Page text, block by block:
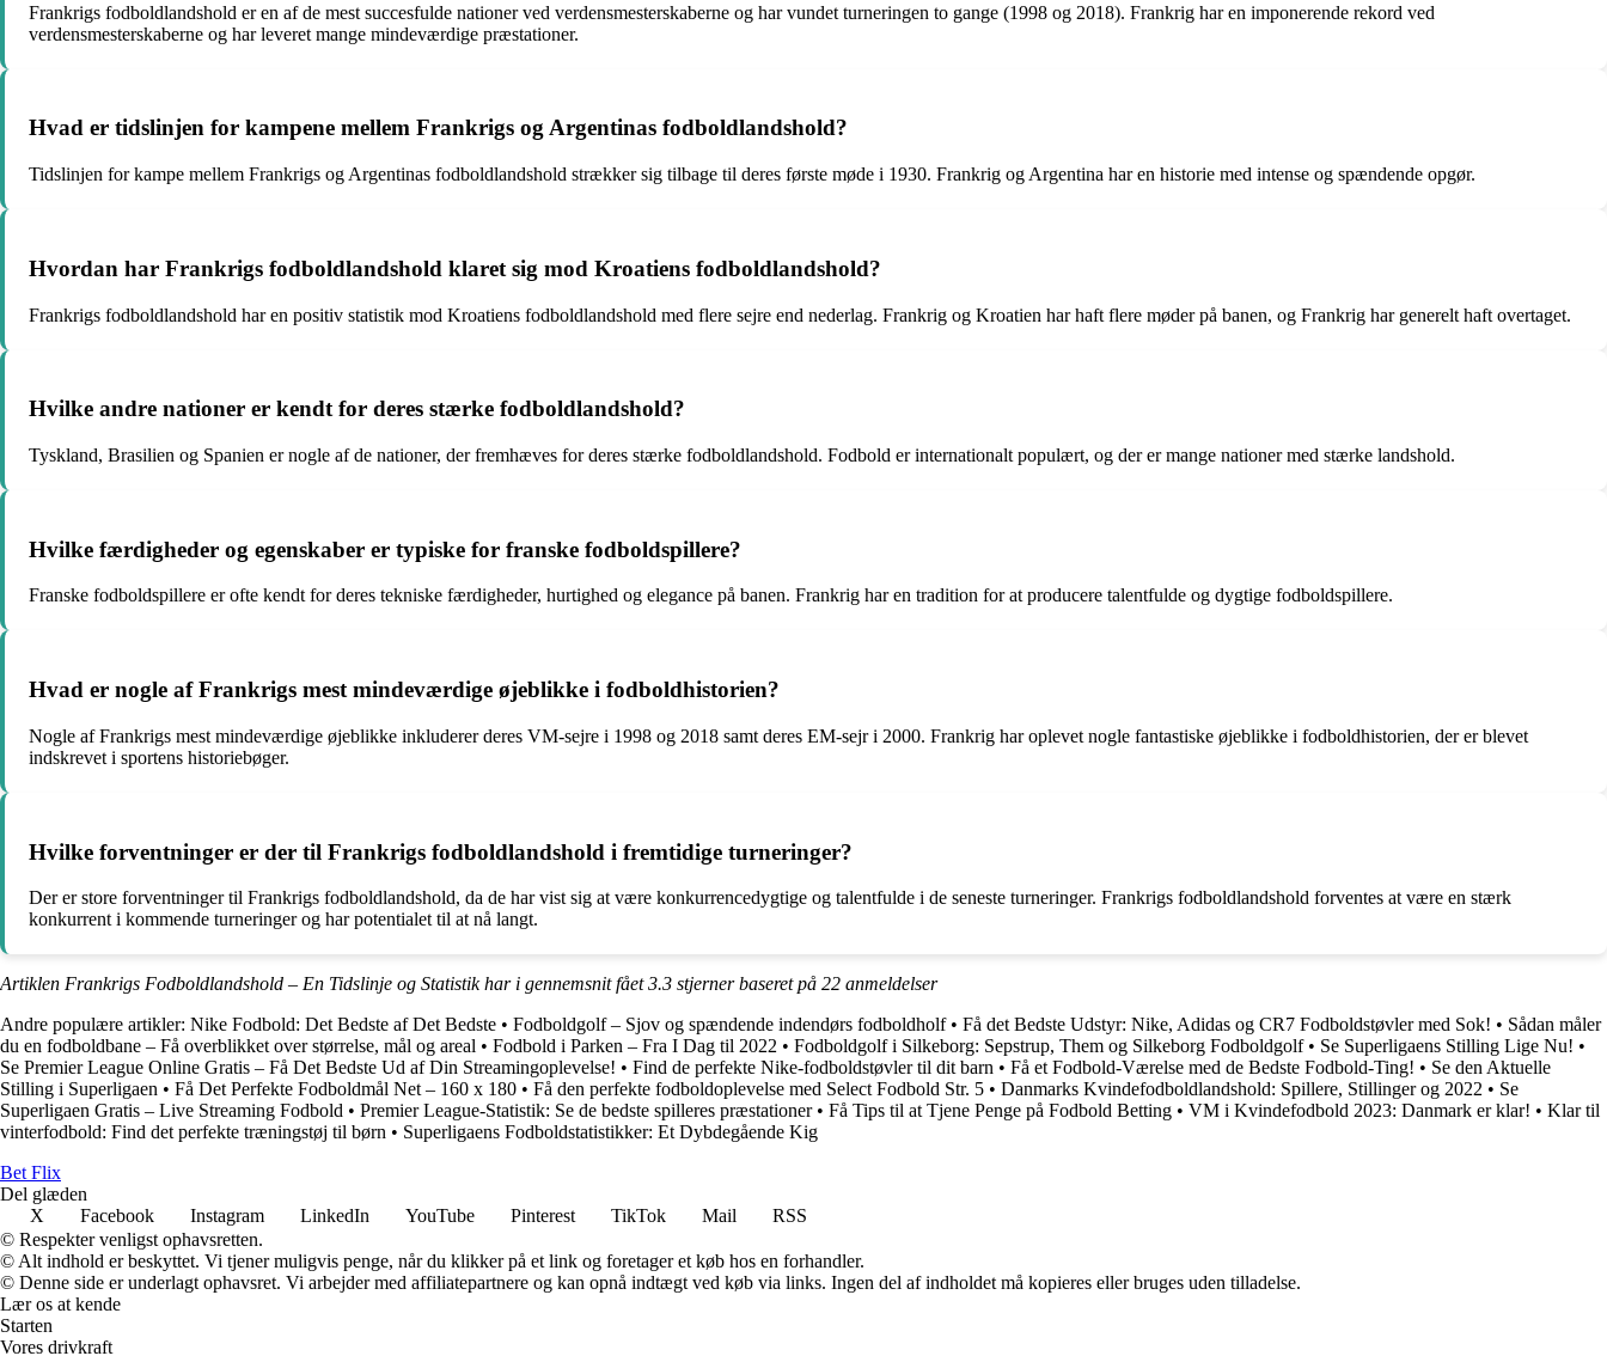
Frankrigs fodboldlandshold er en af de mest succesfulde nationer ved verdensmesterskaberne og har vundet turneringen to gange (1998 og 2018). Frankrig har en imponerende rekord ved
verdensmesterskaberne og har leveret mange mindeværdige præstationer.
Hvad er tidslinjen for kampene mellem Frankrigs og Argentinas fodboldlandshold?
Tidslinjen for kampe mellem Frankrigs og Argentinas fodboldlandshold strækker sig tilbage til deres første møde i 1930. Frankrig og Argentina har en historie med intense og spændende opgør.
Hvordan har Frankrigs fodboldlandshold klaret sig mod Kroatiens fodboldlandshold?
Frankrigs fodboldlandshold har en positiv statistik mod Kroatiens fodboldlandshold med flere sejre end nederlag. Frankrig og Kroatien har haft flere møder på banen, og Frankrig har generelt haft overtaget.
Hvilke andre nationer er kendt for deres stærke fodboldlandshold?
Tyskland, Brasilien og Spanien er nogle af de nationer, der fremhæves for deres stærke fodboldlandshold. Fodbold er internationalt populært, og der er mange nationer med stærke landshold.
Hvilke færdigheder og egenskaber er typiske for franske fodboldspillere?
Franske fodboldspillere er ofte kendt for deres tekniske færdigheder, hurtighed og elegance på banen. Frankrig har en tradition for at producere talentfulde og dygtige fodboldspillere.
Hvad er nogle af Frankrigs mest mindeværdige øjeblikke i fodboldhistorien?
Nogle af Frankrigs mest mindeværdige øjeblikke inkluderer deres VM-sejre i 1998 og 2018 samt deres EM-sejr i 2000. Frankrig har oplevet nogle fantastiske øjeblikke i fodboldhistorien, der er blevet
indskrevet i sportens historiebøger.
Hvilke forventninger er der til Frankrigs fodboldlandshold i fremtidige turneringer?
Der er store forventninger til Frankrigs fodboldlandshold, da de har vist sig at være konkurrencedygtige og talentfulde i de seneste turneringer. Frankrigs fodboldlandshold forventes at være en stærk
konkurrent i kommende turneringer og har potentialet til at nå langt.
Artiklen Frankrigs Fodboldlandshold – En Tidslinje og Statistik har i gennemsnit fået3.3 stjerner baseret på 22 anmeldelser
Andre populære artikler: Nike Fodbold: Det Bedste af Det Bedste • Fodboldgolf – Sjov og spændende indendørs fodboldholf• Få det Bedste Udstyr: Nike, Adidas og CR7 Fodboldstøvler med Sok! • Sådan måler
du en fodboldbane – Få overblikket over størrelse, mål og areal • Fodbold i Parken – Fra I Dag til 2022 • Fodboldgolf i Silkeborg: Sepstrup, Them og Silkeborg Fodboldgolf• Se Superligaens Stilling Lige Nu! •
Se Premier League Online Gratis – Få Det Bedste Ud af Din Streamingoplevelse! • Find de perfekte Nike-fodboldstøvler til dit barn • Få et Fodbold-Værelse med de Bedste Fodbold-Ting! • Se den Aktuelle
Stilling i Superligaen • Få Det Perfekte Fodboldmål Net – 160 x 180 • Få den perfekte fodboldoplevelse med Select Fodbold Str. 5 • Danmarks Kvindefodboldlandshold: Spillere, Stillinger og 2022 • Se
Superligaen Gratis – Live Streaming Fodbold • Premier League-Statistik: Se de bedste spilleres præstationer• Få Tips til at Tjene Penge på Fodbold Betting • VM i Kvindefodbold 2023: Danmark er klar! • Klar til
vinterfodbold: Find det perfekte træningstøj til børn • Superligaens Fodboldstatistikker: Et Dybdegående Kig
Bet Flix
Del glæden
X
Facebook Instagram LinkedIn YouTube Pinterest TikTok Mail
RSS
© Respekter venligst ophavsretten.
© Alt indhold er beskyttet. Vi tjener muligvis penge, når du klikker på et link og foretager et køb hos en forhandler.
© Denne side er underlagt ophavsret. Vi arbejder med affiliatepartnere og kan opnå indtægt ved køb via links. Ingen del af indholdet må kopieres eller bruges uden tilladelse.
Lær os at kende
Starten
Vores drivkraft